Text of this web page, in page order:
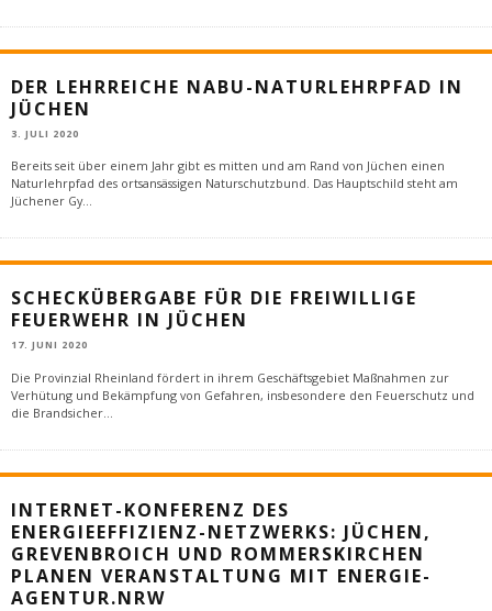
DER LEHRREICHE NABU-NATURLEHRPFAD IN
JÜCHEN
3. JULI 2020
Bereits seit über einem Jahr gibt es mitten und am Rand von Jüchen einen
Naturlehrpfad des ortsansässigen Naturschutzbund. Das Hauptschild steht am
Jüchener Gy...
SCHECKÜBERGABE FÜR DIE FREIWILLIGE
FEUERWEHR IN JÜCHEN
17. JUNI 2020
Die Provinzial Rheinland fördert in ihrem Geschäftsgebiet Maßnahmen zur
Verhütung und Bekämpfung von Gefahren, insbesondere den Feuerschutz und
die Brandsicher
INTERNET-KONFERENZ DES
ENERGIEEFFIZIENZ-NETZWERKS: JÜCHEN,
GREVENBROICH UND ROMMERSKIRCHEN
PLANEN VERANSTALTUNG MIT ENERGIE-
AGENTUR.NRW